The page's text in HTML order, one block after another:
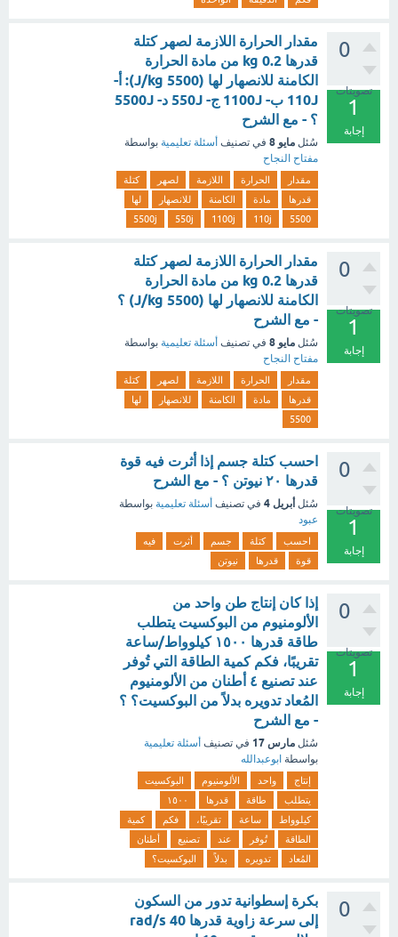
0
تصويتات
1
إجابة
مقدار الحرارة اللازمة لصهر كتلة
قدرها 0.2 kg من مادة الحرارة
الكامنة للانصهار لها (5500 J/kg): أ-
110J ب- 1100J ج- 550J د- 5500J
؟ - مع الشرح
سُئل مايو 8 في تصنيف أسئلة تعليمية بواسطة
مفتاح النجاح
مقدار الحرارة اللازمة لصهر
كتلة
قدرها
مادة الكامنة للانصهار
لها
5500
110j
1100j
550j
5500j
0
تصويتات
1
إجابة
مقدار الحرارة اللازمة لصهر كتلة
قدرها 0.2 kg من مادة الحرارة
الكامنة للانصهار لها (5500 J/kg) ؟
- مع الشرح
سُئل مايو 8 في تصنيف أسئلة تعليمية بواسطة
مفتاح النجاح
مقدار الحرارة اللازمة لصهر
كتلة
قدرها
مادة الكامنة للانصهار
لها
5500
0
تصويتات
1
إجابة
احسب كتلة جسم إذا أثرت فيه قوة
قدرها ۲۰ نیوتن ؟ - مع الشرح
سُئل أبريل 4 في تصنيف أسئلة تعليمية بواسطة
عبود
احسب كتلة جسم أثرت
فيه
قوة
قدرها نیوتن
0
تصويتات
1
إجابة
إذا كان إنتاج طن واحد من
الألومنيوم من البوكسيت يتطلب
طاقة قدرها ١٥٠٠ كيلوواط/ساعة
تقريبًا، فكم كمية الطاقة التي تُوفر
عند تصنيع ٤ أطنان من الألومنيوم
المُعاد تدويره بدلاً من البوكسيت؟ ؟
- مع الشرح
سُئل مارس 17 في تصنيف أسئلة تعليمية
بواسطة ابوعبدالله
إنتاج واحد الألومنيوم
البوكسيت
يتطلب
طاقة قدرها
١٥٠٠
كيلوواط
ساعة تقريبًا، فكم
كمية
الطاقة
تُوفر عند تصنيع
أطنان
المُعاد
تدويره بدلاً البوكسيت؟
0
بكرة إسطوانية تدور من السكون
إلى سرعة زاوية قدرها 40 rad/s